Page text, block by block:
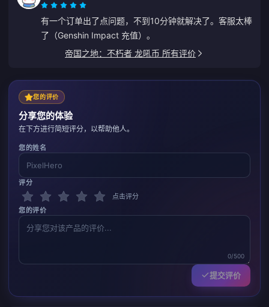
有一个订单出了点问题，不到10分钟就解决了。客服太棒
了（Genshin Impact 充值）。
帝国之地：不朽者 龙吼币 所有评价
您的评价
分享您的体验
在下方进行简短评分，以帮助他人。
您的姓名
评分
点击评分
您的评价
0/500
提交评价